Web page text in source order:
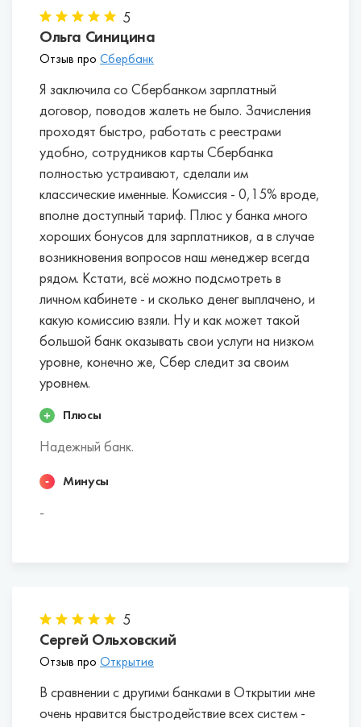
арендовать платежные терминалы, заказать
для своих работников дебетовые карточки и
перечислять на них зарплату без комиссии.
Для покрытия кассовых разрывов некоторые
банки сразу же одобряют овердрафт.
Первые месяцы обслуживания также могут
быть бесплатными.
Бесплатная онлайн-бухгалтерия для
Некоторые банки, например, Альфа-Банк,
Тинькофф, Модульбанк, предоставляют
доступ в онлайн-сервис, с помощью
которого можно самостоятельно вести
бухгалтерский и налоговый учет,
рассчитывать налоги, отправлять
декларацию в электронной форме.
Проценты на неснижаемый остаток.Если вы
постоянно храните на счете определенную
сумму, то можете получать дополнительный
доход от собственных сбережений.
Некоторые банки начисляют до 5% годовых.
Лучшие банки для открытия расчетных
Эти банки в совокупности факторов наиболее
предпринимателей.
Альфа-Банк.
Сбербанк.
ВТБ.
5
Ольга Синицина
Отзыв про Сбербанк
Я заключила со Сбербанком зарплатный
договор, поводов жалеть не было. Зачисления
проходят быстро, работать с реестрами
удобно, сотрудников карты Сбербанка
полностью устраивают, сделали им
классические именные. Комиссия - 0,15% вроде,
вполне доступный тариф. Плюс у банка много
хороших бонусов для зарплатников, а в случае
возникновения вопросов наш менеджер всегда
рядом. Кстати, всё можно подсмотреть в
личном кабинете - и сколько денег выплачено, и
какую комиссию взяли. Ну и как может такой
большой банк оказывать свои услуги на низком
уровне, конечно же, Сбер следит за своим
уровнем.
Плюсы
Надежный банк.
Минусы
-
5
Сергей Ольховский
Отзыв про Открытие
В сравнении с другими банками в Открытии мне
очень нравится быстродействие всех систем -